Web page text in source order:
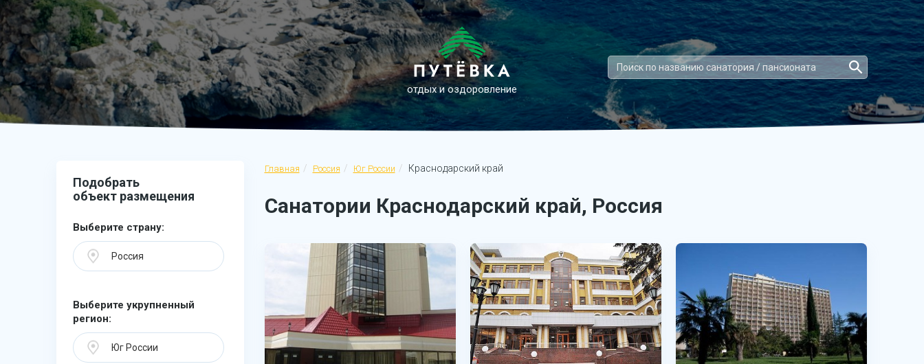
отдых и оздоровление
Главная Россия Юг России Краснодарский край
Санатории Краснодарский край, Россия
Подобрать
объект размещения
Выберите страну:
Россия
Выберите укрупненный
регион:
Юг России